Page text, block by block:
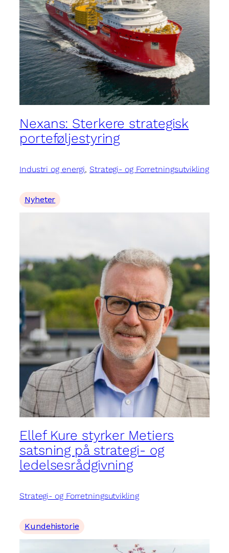
Nexans: Sterkere strategisk
porteføljestyring
Industri og energi, Strategi- og Forretningsutvikling
Nyheter
Ellef Kure styrker Metiers
satsning på strategi- og
ledelsesrådgivning
Strategi- og Forretningsutvikling
Kundehistorie